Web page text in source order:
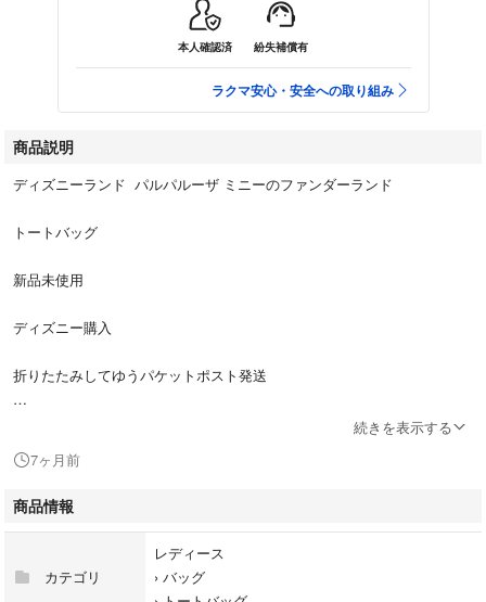
本人確認済 紛失補償有
ラクマ安心・安全への取り組み
商品説明
ディズニーランド パルパルーザ ミニーのファンダーランド
トートバッグ
新品未使用
ディズニー購入
折りたたみしてゆうパケットポスト発送
続きを表示する
7ヶ月前
商品情報
カテゴリ
レディース
› バッグ